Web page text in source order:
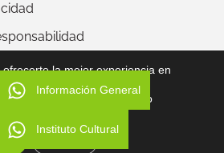
y Polonia.
la mejor experiencia en
qué cookies utilizamos o
Información General
Instituto Cultural